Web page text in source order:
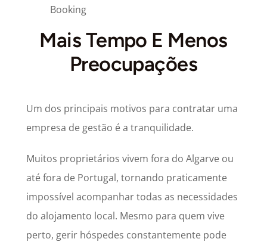
Booking
Mais Tempo E Menos
Preocupações
Um dos principais motivos para contratar uma
empresa de gestão é a tranquilidade.
Muitos proprietários vivem fora do Algarve ou
até fora de Portugal, tornando praticamente
impossível acompanhar todas as necessidades
do alojamento local. Mesmo para quem vive
perto, gerir hóspedes constantemente pode